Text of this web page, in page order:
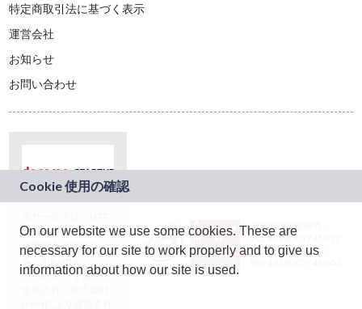
特定商取引法に基づく表示
運営会社
お知らせ
お問い合わせ
ドコモグループの新
規事業創出プログラ
ム「docomo
STARTUP」を通じて
JASRAC許諾番号：
9024936001Y45037
JASRAC許諾番号：
On our website we use some cookies. These are
necessary for our site to work properly and to give us
information about how our site is used.